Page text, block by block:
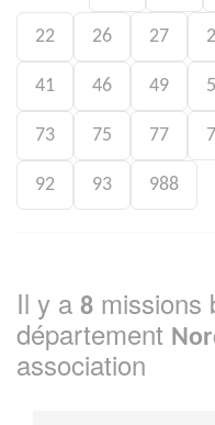
22 26 27
41 46 49
73 75 77
92 93 988
Il y a 8 missions
département
association